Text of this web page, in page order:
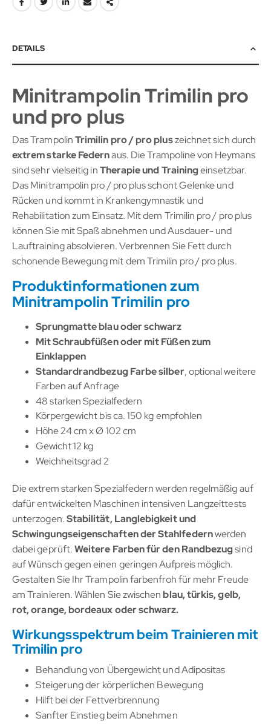
DETAILS
Minitrampolin Trimilin pro
und pro plus
Das TrampolinTrimilin pro / pro pluszeichnet sich durch
extrem starke Federnaus. Die Trampoline von Heymans
sind sehr vielseitig inTherapie und Trainingeinsetzbar.
Das Minitrampolin pro / pro plus schont Gelenke und
Rücken und kommt in Krankengymnastik und
Rehabilitation zum Einsatz. Mit dem Trimilin pro / pro plus
können Sie mit Spaß abnehmen und Ausdauer- und
Lauftraining absolvieren. Verbrennen Sie Fett durch
schonende Bewegung mit dem Trimilin pro / pro plus.
Produktinformationen zum
Minitrampolin Trimilin pro
Sprungmatte blau oder schwarz
Mit Schraubfüßen oder mit Füßen zum
Einklappen
Standardrandbezug Farbe silber, optional weitere
Farben auf Anfrage
48 starken Spezialfedern
Körpergewicht bis ca. 150 kg empfohlen
Höhe 24 cm x Ø 102 cm
Gewicht 12 kg
Weichheitsgrad 2
Die extrem starken Spezialfedern werden regelmäßig auf
dafür entwickelten Maschinen intensiven Langzeittests
unterzogen.Stabilität, Langlebigkeit und
Schwingungseigenschaften der Stahlfedernwerden
dabei geprüft.Weitere Farben für den Randbezugsind
auf Wünsch gegen einen geringen Aufpreis möglich.
Gestalten Sie Ihr Trampolin farbenfroh für mehr Freude
am Trainieren. Wählen Sie zwischenblau, türkis, gelb,
rot, orange, bordeaux oder schwarz.
Wirkungsspektrum beim Trainieren mit
Trimilin pro
Behandlung von Übergewicht und Adipositas
Steigerung der körperlichen Bewegung
Hilft bei der Fettverbrennung
Sanfter Einstieg beim Abnehmen